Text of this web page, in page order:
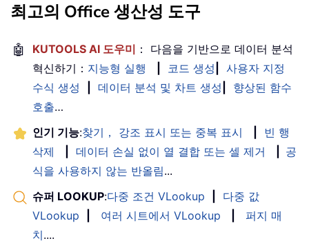
최고의 Office 생산성 도구
🤖 KUTOOLS AI 도우미 ： 다음을 기반으로 데이터 분석
혁신하기： 지능형 실행 코드 생성
사용자 지정
수식 생성
데이터 분석 및 차트 생성
향상된 함수
호출…
인기 기능:찾기， 강조 표시 또는 중복 표시
빈 행
삭제
데이터 손실 없이 열 결합 또는 셀 제거
공
식을 사용하지 않는 반올림...
슈퍼 LOOKUP:다중 조건 VLookup
다중 값
VLookup
여러 시트에서 VLookup
퍼지 매
치....